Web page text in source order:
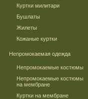
Куртки милитари
Бушлаты
Жилеты
Кожаные куртки
Непромокаемая одежда
Непромокаемые костюмы
Непромокаемые костюмы
на мембране
Куртки на мембране